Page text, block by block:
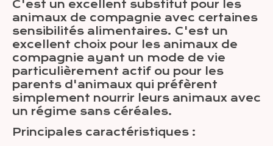
C'est un excellent substitut pour les
animaux de compagnie avec certaines
sensibilités alimentaires. C'est un
excellent choix pour les animaux de
compagnie ayant un mode de vie
particulièrement actif ou pour les
parents d'animaux qui préfèrent
simplement nourrir leurs animaux avec
un régime sans céréales.
Principales caractéristiques :